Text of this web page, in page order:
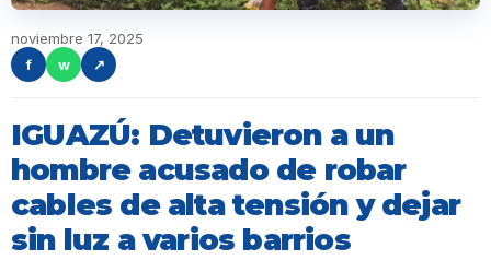
noviembre 17, 2025
f
w ↗
IGUAZÚ: Detuvieron a un
hombre acusado de robar
cables de alta tensión y dejar
sin luz a varios barrios